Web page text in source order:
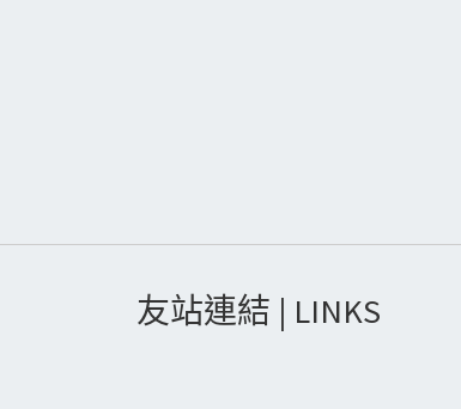
友站連結 | LINKS